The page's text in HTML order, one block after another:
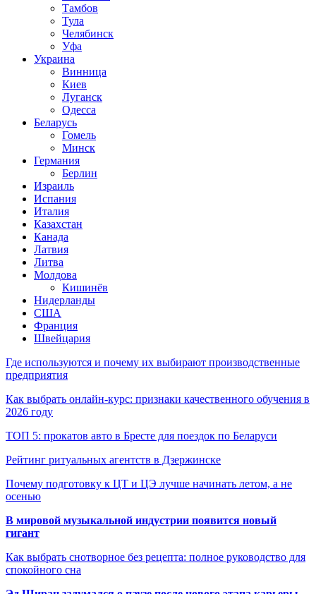
Тамбов
Тула
Челябинск
Уфа
Украина
Винница
Киев
Луганск
Одесса
Беларусь
Гомель
Минск
Германия
Берлин
Израиль
Испания
Италия
Казахстан
Канада
Латвия
Литва
Молдова
Кишинёв
Нидерланды
США
Франция
Швейцария
Где используются и почему их выбирают производственные
предприятия
Как выбрать онлайн-курс: признаки качественного обучения в
2026 году
ТОП 5: прокатов авто в Бресте для поездок по Беларуси
Рейтинг ритуальных агентств в Дзержинске
Почему подготовку к ЦТ и ЦЭ лучше начинать летом, а не
осенью
В мировой музыкальной индустрии появится новый
гигант
Как выбрать снотворное без рецепта: полное руководство для
спокойного сна